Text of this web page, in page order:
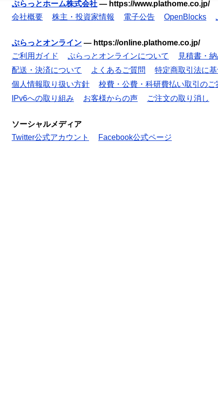
ぷらっとホーム株式会社 — https://www.plathome.co.jp/
会社概要
株主・投資家情報 電子公告 OpenBlocks
ぷらっとオンライン — https://online.plathome.co.jp/
ご利用ガイド
ぷらっとオンラインについて
見積書・
配送・決済について
よくあるご質問
特定商取引法に
個人情報取り扱い方針
校費・公費・科研費払い取引のご
IPv6への取り組み
お客様からの声 ご注文の取り消し
ソーシャルメディア
Twitter公式アカウント
Facebook公式ページ